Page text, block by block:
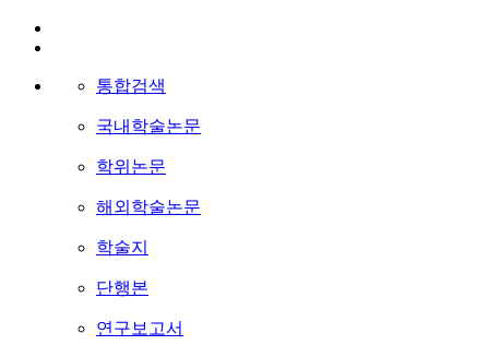
통합검색
국내학술논문
학위논문
해외학술논문
학술지
단행본
연구보고서